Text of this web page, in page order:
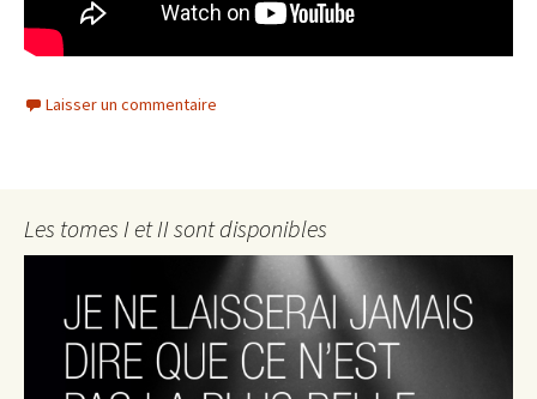
Laisser un commentaire
Les tomes I et II sont disponibles